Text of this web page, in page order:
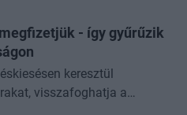
- így gyűrűzik
keresztül
visszafoghatja a